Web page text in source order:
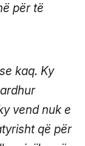
për të
kaq. Ky
vend nuk e
që për